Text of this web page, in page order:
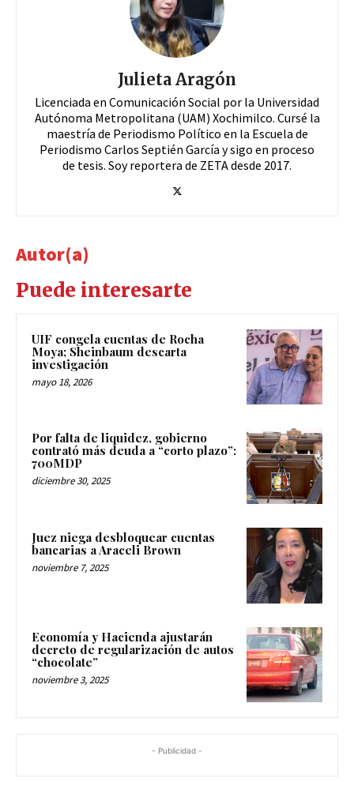
Julieta Aragón
Licenciada en Comunicación Social por la Universidad
Autónoma Metropolitana (UAM) Xochimilco. Cursé la
maestría de Periodismo Político en la Escuela de
Periodismo Carlos Septién García y sigo en proceso
de tesis. Soy reportera de ZETA desde 2017.
Autor(a)
Puede interesarte
UIF congela cuentas de Rocha
Moya; Sheinbaum descarta
investigación
mayo 18, 2026
Por falta de liquidez, gobierno
contrató más deuda a “corto plazo”:
700MDP
diciembre 30, 2025
Juez niega desbloquear cuentas
bancarias a Araceli Brown
noviembre 7, 2025
Economía y Hacienda ajustarán
decreto de regularización de autos
“chocolate”
noviembre 3, 2025
- Publicidad -